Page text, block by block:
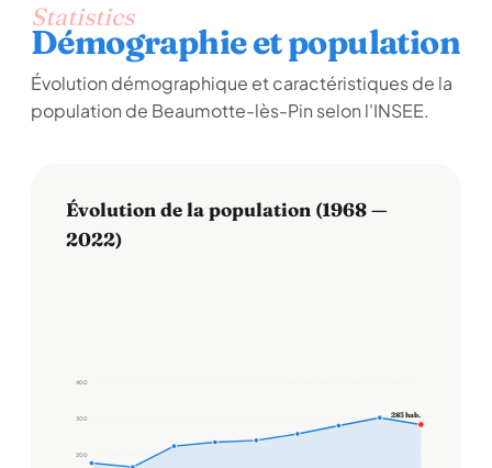
Statistics
Démographie et population
Évolution démographique et caractéristiques de la
population de Beaumotte-lès-Pin selon l'INSEE.
Évolution de la population (1968 —
2022)
200
300
400
283 hab.